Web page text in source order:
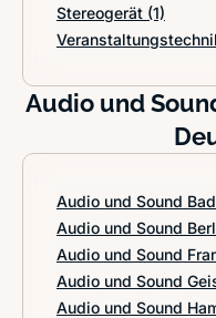
Stereogerät (1)
Audio und
Audio und Sound
Audio und Sound
Audio und Sound
Audio und Sound
Audio und Sound